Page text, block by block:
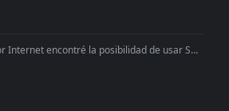
encontré la posibilidad de usar SDK d